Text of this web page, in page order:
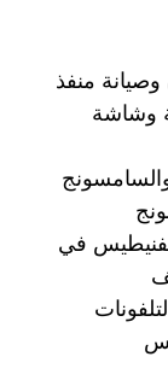
منفذ
وشاشة
في